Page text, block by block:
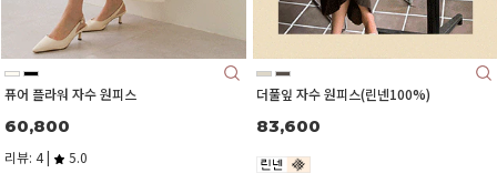
퓨어 플라워 자수 원피스
60,800
리뷰: 4 | 5.0
더풀잎 자수 원피스(린넨100%)
83,600